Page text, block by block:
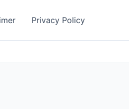
Privacy Policy